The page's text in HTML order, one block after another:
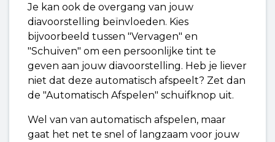
Je kan ook de overgang van jouw
diavoorstelling beïnvloeden. Kies
bijvoorbeeld tussen "Vervagen" en
"Schuiven" om een persoonlijke tint te
geven aan jouw diavoorstelling. Heb je liever
niet dat deze automatisch afspeelt? Zet dan
de "Automatisch Afspelen" schuifknop uit.
Wel van van automatisch afspelen, maar
gaat het net te snel of langzaam voor jouw